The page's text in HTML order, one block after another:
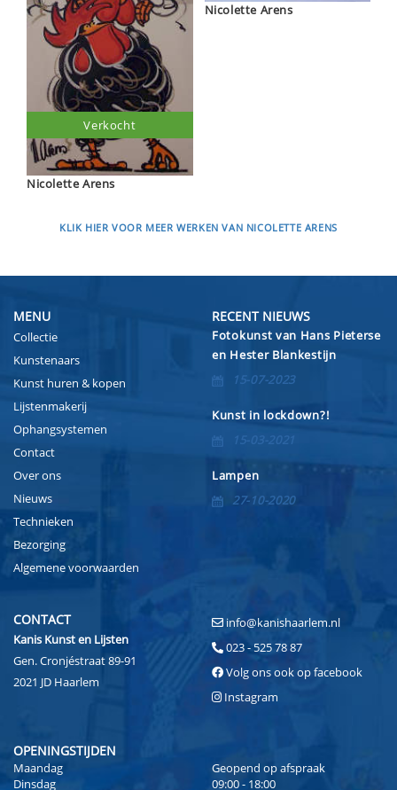
Nicolette Arens
Verkocht
Nicolette Arens
KLIK HIER VOOR MEER WERKEN VAN NICOLETTE ARENS
MENU
Collectie
Kunstenaars
Kunst huren & kopen
Lijstenmakerij
Ophangsystemen
Contact
Over ons
Nieuws
Technieken
Bezorging
Algemene voorwaarden
RECENT NIEUWS
Fotokunst van Hans Pieterse
en Hester Blankestijn
15-07-2023
Kunst in lockdown?!
15-03-2021
Lampen
27-10-2020
CONTACT
Kanis Kunst en Lijsten
Gen. Cronjéstraat 89-91
2021 JD Haarlem
info@kanishaarlem.nl
023 - 525 78 87
Volg ons ook op facebook
Instagram
OPENINGSTIJDEN
Maandag
Geopend op afspraak
Dinsdag
09:00 - 18:00